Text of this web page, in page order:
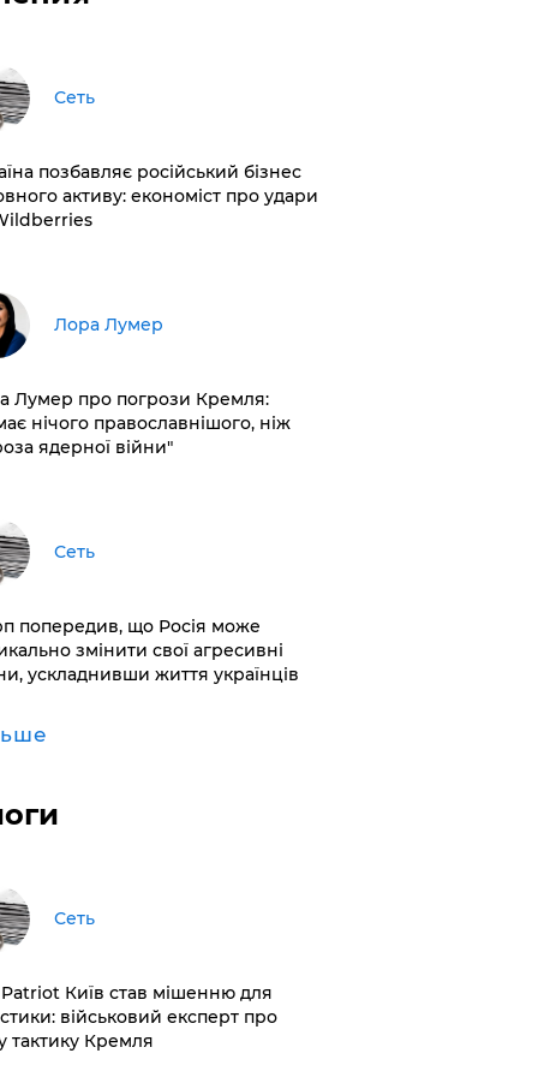
Сеть
позбавляє російський бізнес
активу: економіст про удари
​Лора Лумер
Лумер про погрози Кремля:
нічого православнішого, ніж
ядерної війни"
Сеть
попередив, що Росія може
змінити свої агресивні
ускладнивши життя українців
Сеть
Київ став мішенню для
військовий експерт про
тактику Кремля